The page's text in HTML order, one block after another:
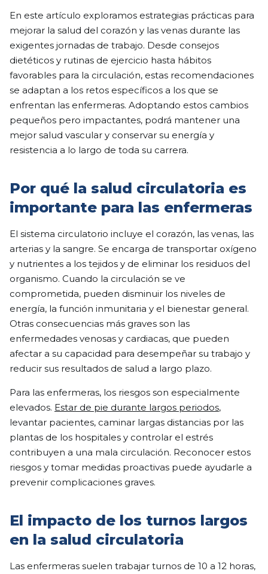
En este artículo exploramos estrategias prácticas para
mejorar la salud del corazón y las venas durante las
exigentes jornadas de trabajo. Desde consejos
dietéticos y rutinas de ejercicio hasta hábitos
favorables para la circulación, estas recomendaciones
se adaptan a los retos específicos a los que se
enfrentan las enfermeras. Adoptando estos cambios
pequeños pero impactantes, podrá mantener una
mejor salud vascular y conservar su energía y
resistencia a lo largo de toda su carrera.
Por qué la salud circulatoria es
importante para las enfermeras
El sistema circulatorio incluye el corazón, las venas, las
arterias y la sangre. Se encarga de transportar oxígeno
y nutrientes a los tejidos y de eliminar los residuos del
organismo. Cuando la circulación se ve
comprometida, pueden disminuir los niveles de
energía, la función inmunitaria y el bienestar general.
Otras consecuencias más graves son las
enfermedades venosas y cardiacas, que pueden
afectar a su capacidad para desempeñar su trabajo y
reducir sus resultados de salud a largo plazo.
Para las enfermeras, los riesgos son especialmente
elevados. Estar de pie durante largos periodos,
levantar pacientes, caminar largas distancias por las
plantas de los hospitales y controlar el estrés
contribuyen a una mala circulación. Reconocer estos
riesgos y tomar medidas proactivas puede ayudarle a
prevenir complicaciones graves.
El impacto de los turnos largos
en la salud circulatoria
Las enfermeras suelen trabajar turnos de 10 a 12 horas,